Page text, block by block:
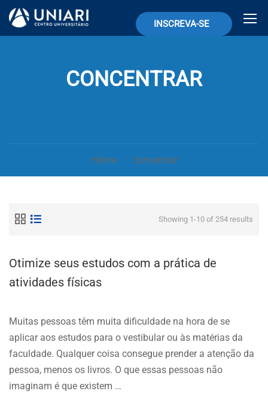
INSCREVA-SE
CONCENTRAR
Home concentrar
Showing 1-10 of 254 results
Otimize seus estudos com a prática de
atividades físicas
Muitas pessoas têm muita dificuldade na hora de se
aplicar aos estudos para o vestibular ou às matérias da
faculdade. Qualquer coisa consegue prender a atenção da
pessoa, menos os livros. O que essas pessoas não
imaginam é que existem …